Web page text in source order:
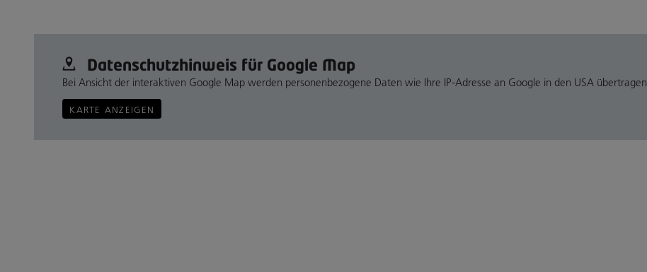
Datenschutz­hinweis für Google Map
Bei Ansicht der interaktiven Google Map werden personenbezogene Daten wie Ihre IP-Adresse an Google in den USA übertragen.
KARTE ANZEIGEN